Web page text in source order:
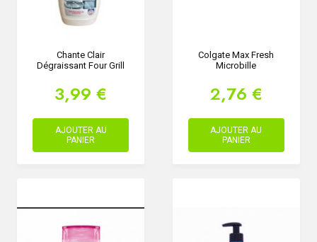
Chante Clair
Dégraissant Four Grill
3,99 €
AJOUTER AU
PANIER
Colgate Max Fresh
Microbille
2,76 €
AJOUTER AU
PANIER